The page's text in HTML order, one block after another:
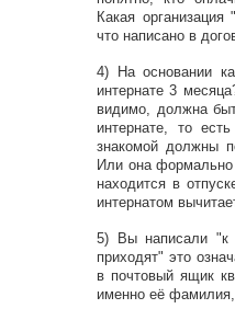
Какая
что написано в
4) На основании
интернате 3
видимо, должна
интернате, то
знакомой должны
Или она формально
находится в
интернатом
5) Вы написали "к
приходят" это
в почтовый ящик
именно её